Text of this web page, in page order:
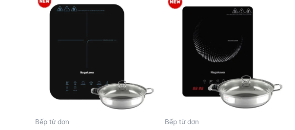
Bếp từ đơn Bếp từ đơn